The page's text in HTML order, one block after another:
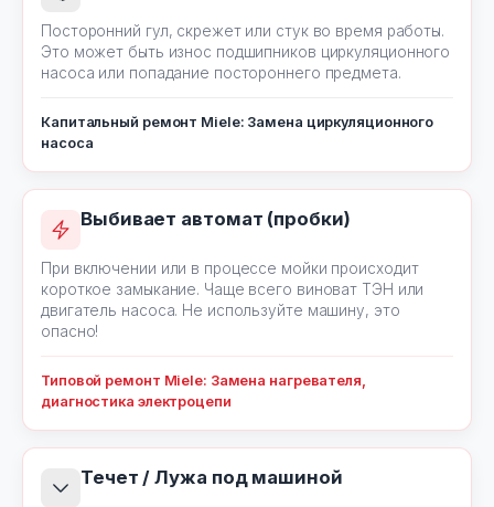
Посторонний гул, скрежет или стук во время работы.
Это может быть износ подшипников циркуляционного
насоса или попадание постороннего предмета.
Капитальный ремонт Miele: Замена циркуляционного
насоса
Выбивает автомат (пробки)
При включении или в процессе мойки происходит
короткое замыкание. Чаще всего виноват ТЭН или
двигатель насоса. Не используйте машину, это
опасно!
Типовой ремонт Miele: Замена нагревателя,
диагностика электроцепи
Течет / Лужа под машиной